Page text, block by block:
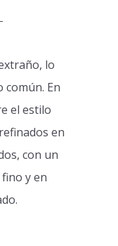
lo
En
el estilo
en
con un
y en